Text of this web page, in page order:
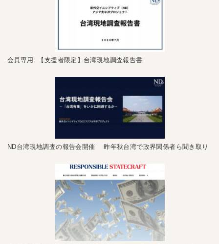
会員専用: 【支援者限定】台湾現地調査報告書
ND台湾現地調査の報告会開催 昨年秋台湾で政界関係者ら聞き取り